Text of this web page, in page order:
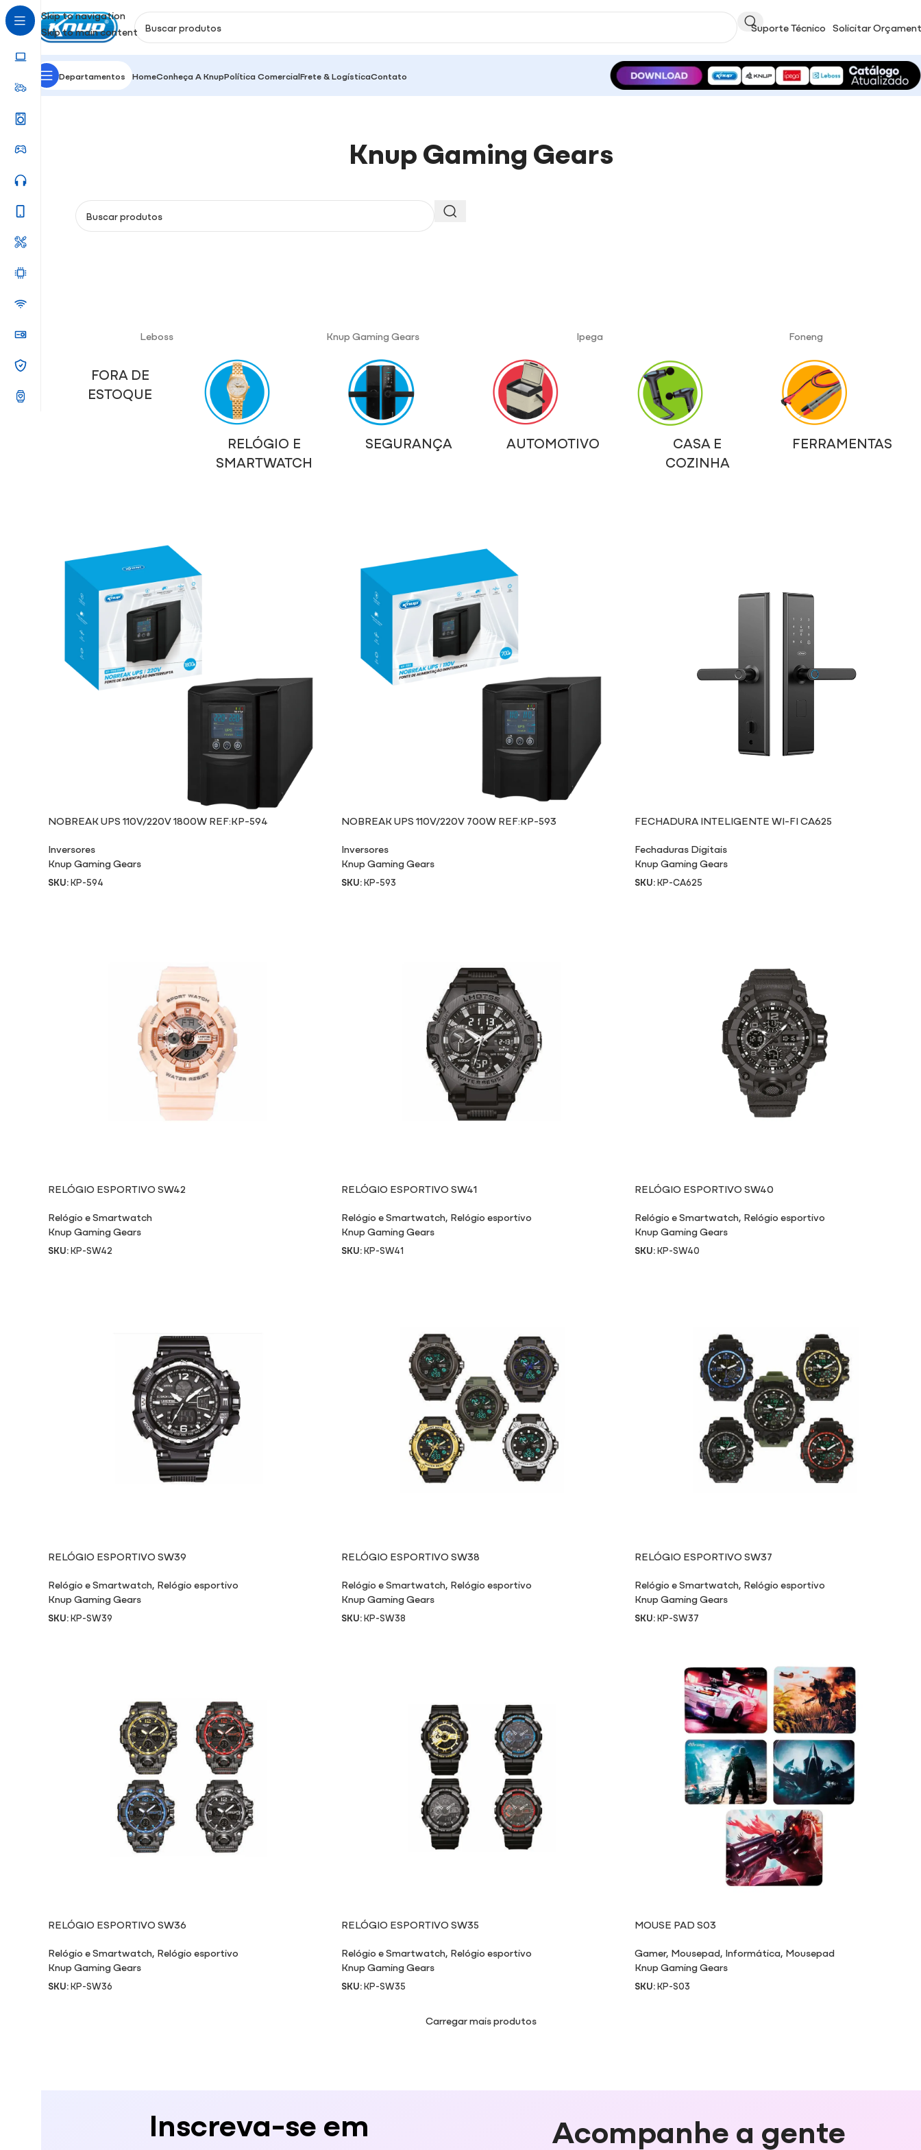
Skip to navigation
Skip to main content
Suporte Técnico Solicitar
Departamentos HomeConheça A KnupPolítica ComercialFrete & LogísticaContato
Knup Gaming Gears
Leboss Knup Gaming Gears Ipega Foneng
FORA DE
ESTOQUE
RELÓGIO E
SMARTWATCH
SEGURANÇA AUTOMOTIVO
CASA E
COZINHA
FERRAMENTAS
NOBREAK UPS 110V/220V 1800W REF:KP-594
Inversores
Knup Gaming Gears
SKU:KP-594
NOBREAK UPS 110V/220V 700W REF:KP-593
Inversores
Knup Gaming Gears
SKU:KP-593
FECHADURA INTELIGENTE WI-FI CA625
Fechaduras Digitais
Knup Gaming Gears
SKU:KP-CA625
RELÓGIO ESPORTIVO SW42
Relógio e Smartwatch
Knup Gaming Gears
SKU:KP-SW42
RELÓGIO ESPORTIVO SW41
Relógio e Smartwatch, Relógio esportivo
Knup Gaming Gears
SKU:KP-SW41
RELÓGIO ESPORTIVO SW40
Relógio e Smartwatch, Relógio esportivo
Knup Gaming Gears
SKU:KP-SW40
RELÓGIO ESPORTIVO SW39
Relógio e Smartwatch, Relógio esportivo
Knup Gaming Gears
SKU:KP-SW39
RELÓGIO ESPORTIVO SW38
Relógio e Smartwatch, Relógio esportivo
Knup Gaming Gears
SKU:KP-SW38
RELÓGIO ESPORTIVO SW37
Relógio e Smartwatch, Relógio esportivo
Knup Gaming Gears
SKU:KP-SW37
RELÓGIO ESPORTIVO SW36
Relógio e Smartwatch, Relógio esportivo
Knup Gaming Gears
SKU:KP-SW36
RELÓGIO ESPORTIVO SW35
Relógio e Smartwatch, Relógio esportivo
Knup Gaming Gears
SKU:KP-SW35
MOUSE PAD S03
Gamer, Mousepad, Informática, Mousepad
Knup Gaming Gears
SKU:KP-S03
Carregar mais produtos
Inscreva-se em
Acompanhe a gente